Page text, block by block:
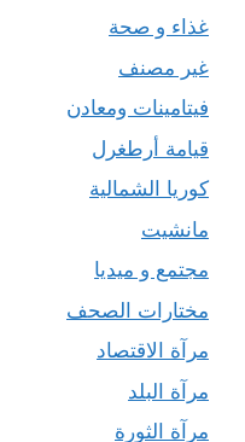
غذاء و صحة
غير مصنف
فيتامينات ومعادن
قيامة أرطغرل
كوريا الشمالية
مانشيت
مجتمع و ميديا
مختارات الصحف
مرآة الاقتصاد
مرآة البلد
مرآة الثورة